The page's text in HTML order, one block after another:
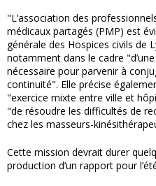
"L’association des
médicaux partagés (PMP) est
générale des Hospices civils de
notamment dans le cadre
nécessaire pour parvenir à
continuité". Elle précise
"exercice mixte entre ville et
"de résoudre les difficultés de
chez les masseurs-
Cette mission devrait durer
production d’un rapport pour